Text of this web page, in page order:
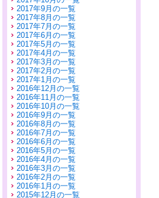
2017年9月の一覧
2017年8月の一覧
2017年7月の一覧
2017年6月の一覧
2017年5月の一覧
2017年4月の一覧
2017年3月の一覧
2017年2月の一覧
2017年1月の一覧
2016年12月の一覧
2016年11月の一覧
2016年10月の一覧
2016年9月の一覧
2016年8月の一覧
2016年7月の一覧
2016年6月の一覧
2016年5月の一覧
2016年4月の一覧
2016年3月の一覧
2016年2月の一覧
2016年1月の一覧
2015年12月の一覧